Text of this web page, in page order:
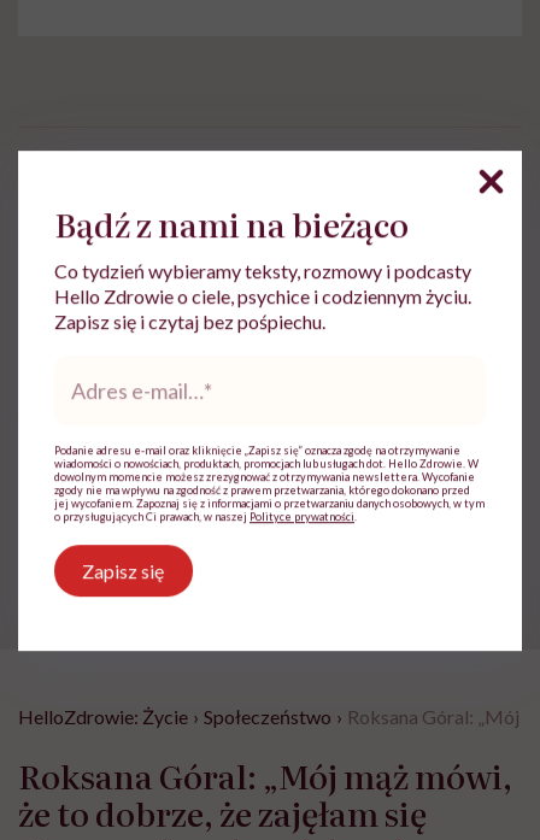
Z wykształcenia nauczycielka języka
polskiego, z zamiłowania dziennikarka.
Wierzy, że słowa mają moc
Zobacz profil
Powiązane tematy:
pomoc społeczna
HelloZdrowie: Życie › Społeczeństwo › Roksana Góral: „Mój
Roksana Góral: „Mój mąż mówi,
że to dobrze, że zajęłam się
Bądź z nami na bieżąco
Co tydzień wybieramy teksty, rozmowy i podcasty
Hello Zdrowie o ciele, psychice i codziennym życiu.
Zapisz się i czytaj bez pośpiechu.
*
Podanie adresu e-mail oraz kliknięcie „Zapisz się” oznacza zgodę na otrzymywanie
wiadomości o nowościach, produktach, promocjach lub usługach dot. Hello Zdrowie. W
dowolnym momencie możesz zrezygnować z otrzymywania newslettera. Wycofanie
zgody nie ma wpływu na zgodność z prawem przetwarzania, którego dokonano przed
jej wycofaniem. Zapoznaj się z informacjami o przetwarzaniu danych osobowych, w tym
o przysługujących Ci prawach, w naszej Polityce prywatności
Zapisz się